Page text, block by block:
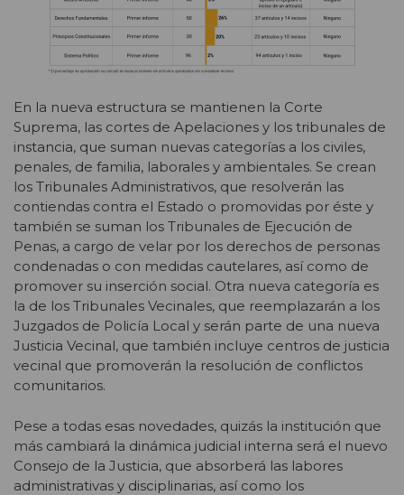
En la nueva estructura se mantienen la Corte
Suprema, las cortes de Apelaciones y los tribunales de
instancia, que suman nuevas categorías a los civiles,
penales, de familia, laborales y ambientales. Se crean
los Tribunales Administrativos, que resolverán las
contiendas contra el Estado o promovidas por éste y
también se suman los Tribunales de Ejecución de
Penas, a cargo de velar por los derechos de personas
condenadas o con medidas cautelares, así como de
promover su inserción social. Otra nueva categoría es
la de los Tribunales Vecinales, que reemplazarán a los
Juzgados de Policía Local y serán parte de una nueva
Justicia Vecinal, que también incluye centros de justicia
vecinal que promoverán la resolución de conflictos
comunitarios.
Pese a todas esas novedades, quizás la institución que
más cambiará la dinámica judicial interna será el nuevo
Consejo de la Justicia, que absorberá las labores
administrativas y disciplinarias, así como los